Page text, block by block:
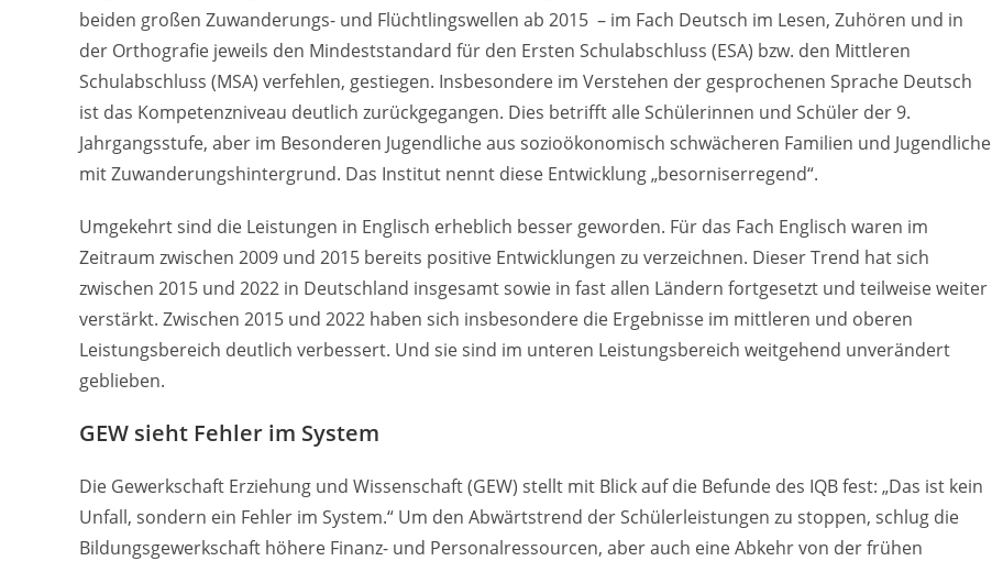
beiden großen Zuwanderungs- und Flüchtlingswellen ab 2015 – im Fach Deutsch im Lesen, Zuhören und in
der Orthografie jeweils den Mindeststandard für den Ersten Schulabschluss (ESA) bzw. den Mittleren
Schulabschluss (MSA) verfehlen, gestiegen. Insbesondere im Verstehen der gesprochenen Sprache Deutsch
ist das Kompetenzniveau deutlich zurückgegangen. Dies betrifft alle Schülerinnen und Schüler der 9.
Jahrgangsstufe, aber im Besonderen Jugendliche aus sozioökonomisch schwächeren Familien und Jugendliche
mit Zuwanderungshintergrund. Das Institut nennt diese Entwicklung „besorniserregend“.
Umgekehrt sind die Leistungen in Englisch erheblich besser geworden. Für das Fach Englisch waren im
Zeitraum zwischen 2009 und 2015 bereits positive Entwicklungen zu verzeichnen. Dieser Trend hat sich
zwischen 2015 und 2022 in Deutschland insgesamt sowie in fast allen Ländern fortgesetzt und teilweise weiter
verstärkt. Zwischen 2015 und 2022 haben sich insbesondere die Ergebnisse im mittleren und oberen
Leistungsbereich deutlich verbessert. Und sie sind im unteren Leistungsbereich weitgehend unverändert
geblieben.
GEW sieht Fehler im System
Die Gewerkschaft Erziehung und Wissenschaft (GEW) stellt mit Blick auf die Befunde des IQB fest: „Das ist kein
Unfall, sondern ein Fehler im System.“ Um den Abwärtstrend der Schülerleistungen zu stoppen, schlug die
Bildungsgewerkschaft höhere Finanz- und Personalressourcen, aber auch eine Abkehr von der frühen